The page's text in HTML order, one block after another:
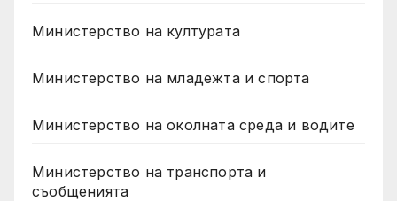
Министерство на културата
Министерство на младежта и спорта
Министерство на околната среда и водите
Министерство на транспорта и
съобщенията